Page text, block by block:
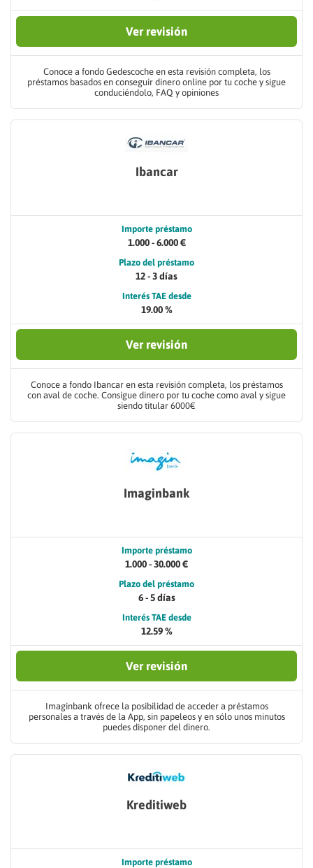
Ver revisión
Conoce a fondo Gedescoche en esta revisión completa, los
préstamos basados en conseguir dinero online por tu coche y sigue
conduciéndolo, FAQ y opiniones
Ibancar
Importe préstamo
1.000 - 6.000 €
Plazo del préstamo
12 - 3 días
Interés TAE desde
19.00 %
Ver revisión
Conoce a fondo Ibancar en esta revisión completa, los préstamos
con aval de coche. Consigue dinero por tu coche como aval y sigue
siendo titular 6000€
Imaginbank
Importe préstamo
1.000 - 30.000 €
Plazo del préstamo
6 - 5 días
Interés TAE desde
12.59 %
Ver revisión
Imaginbank ofrece la posibilidad de acceder a préstamos
personales a través de la App, sin papeleos y en sólo unos minutos
puedes disponer del dinero.
Kreditiweb
Importe préstamo